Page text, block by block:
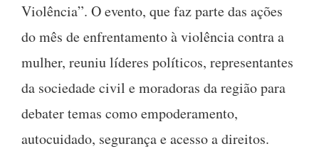
Violência”. O evento, que faz parte das ações
do mês de enfrentamento à violência contra a
mulher, reuniu líderes políticos, representantes
da sociedade civil e moradoras da região para
debater temas como empoderamento,
autocuidado, segurança e acesso a direitos.